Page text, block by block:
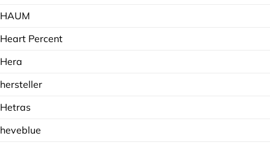
HAUM
Heart Percent
Hera
hersteller
Hetras
heveblue